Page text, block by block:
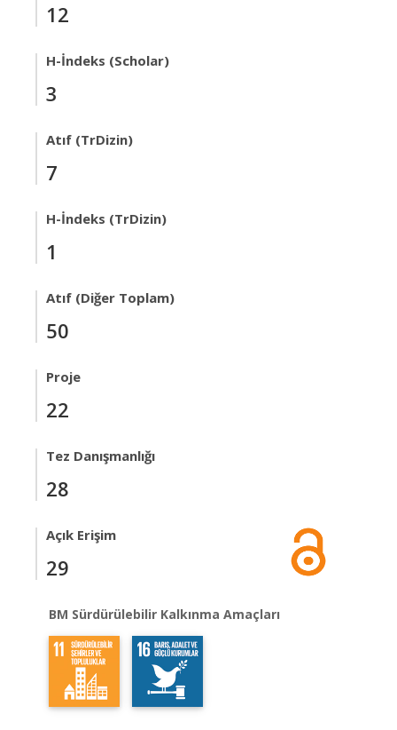
12
H-İndeks (Scholar)
3
Atıf (TrDizin)
7
H-İndeks (TrDizin)
1
Atıf (Diğer Toplam)
50
Proje
22
Tez Danışmanlığı
28
Açık Erişim
29
BM Sürdürülebilir Kalkınma Amaçları